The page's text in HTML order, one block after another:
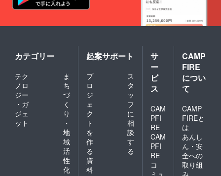
カテゴリー
テク
ノロ
ジー
・ガ
ジェ
ット
ま
ち
づ
く
り
・
地
域
活
性
化
起案サポート
プ
ロ
ジ
ェ
ク
ト
を
作
る
ス
タ
ッ
フ
に
相
談
す
る
資
料
サ
ー
ビ
ス
CAM
PFI
RE
CAM
PFI
RE
コ
ミュ
CAMP
FIRE
につい
て
CAMP
FIREと
は
あんし
ん・安
全への
取り組
み